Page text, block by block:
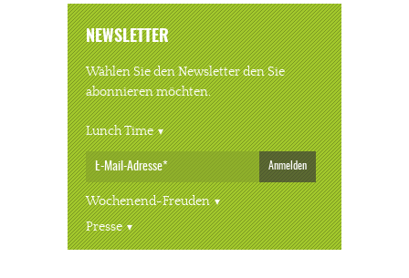
NEWSLETTER
Wählen Sie den Newsletter den Sie
abonnieren möchten.
Lunch Time
Anmelden
Wochenend-Freuden
Presse